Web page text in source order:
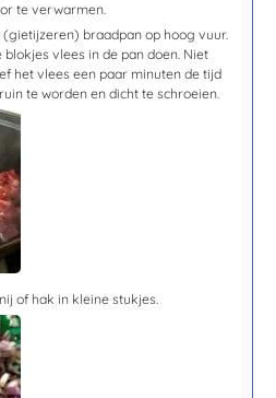
te verwarmen.
braadpan op hoog vuur.
blokjes vlees in de pan doen. Niet
het vlees een paar minuten de tijd
te worden en dicht te schroeien.
of hak in kleine stukjes.